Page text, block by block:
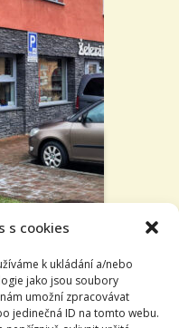
s cookies
k ukládání a/nebo
jako jsou soubory
umožní zpracovávat
jedinečná ID na tomto webu.